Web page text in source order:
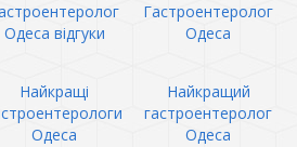
Одеса відгуки
Гастроентеролог
Одеса
Найкращі
Одеса
Найкращий
гастроентеролог
Одеса